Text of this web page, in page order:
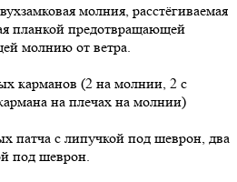
молния, расстёгиваемая
планкой предотвращающей
молнию от ветра.
(2 на молнии, 2 с
на плечах на молнии)
с липучкой под шеврон, два
под шеврон.